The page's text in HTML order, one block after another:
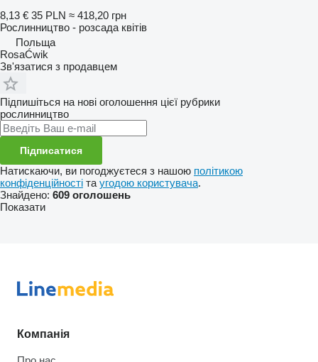
8,13 € 35 PLN ≈ 418,20 грн
Рослинництво - розсада квітів
Польща
RosaĆwik
Зв'язатися з продавцем
Підпишіться на нові оголошення цієї рубрики
рослинництво
Підписатися
Натискаючи, ви погоджуєтеся з нашою політикою
конфіденційності та угодою користувача.
Знайдено: 609 оголошень
Показати
Компанія